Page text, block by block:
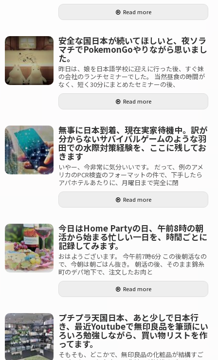
Read more
安全な国日本が続いてほしいと、夜ソラ
マチでPokemonGoやりながら思いまし
た。
昨日は、娘を日本語学校に迎えに行った後、すぐ妹
の会社のランチセミナーでした。 当然昼食の時間が
なく、短く30分にまとめたセミナーの後、
Read more
無事に日本到着、現在実家待機中。訳が
分からないサバイバルゲームのような羽
田での水際対策経験を、ここに残してお
きます
いやー、今非常に気分いいです。 だって、例のアメ
リカのPCR検査のフォーマットの件で、下手したら
アパホテルあたりに、月曜日まで完全に閉
Read more
今日はHome Partyの日、午前8時の朝
活から始まる忙しい一日を、時間ごとに
記録してみます。
おはようございます。 今午前7時6分 この後朝活なの
で、今朝は朝ごはん抜き。 朝活の後、そのまま錦糸
町のデパ地下で、注文したお肉と
Read more
プチプラ天国日本、あと少しで日本行
き、最近Youtubeで無印良品を筆頭にい
ろいろ勉強しながら、買い物リストを作
ってます。
そもそも、どこかで、無印良品の化粧品が結構すご